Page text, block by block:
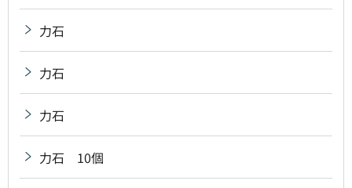
力石
力石
力石
力石 10個